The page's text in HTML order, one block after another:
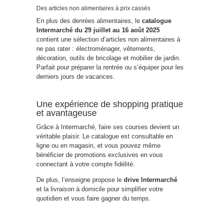
Des articles non alimentaires à prix cassés
En plus des denrées alimentaires, le catalogue
Intermarché du 29 juillet au 16 août 2025
contient une sélection d’articles non alimentaires à
ne pas rater : électroménager, vêtements,
décoration, outils de bricolage et mobilier de jardin.
Parfait pour préparer la rentrée ou s’équiper pour les
derniers jours de vacances.
Une expérience de shopping pratique
et avantageuse
Grâce à Intermarché, faire ses courses devient un
véritable plaisir. Le catalogue est consultable en
ligne ou en magasin, et vous pouvez même
bénéficier de promotions exclusives en vous
connectant à votre compte fidélité.
De plus, l’enseigne propose le drive Intermarché
et la livraison à domicile pour simplifier votre
quotidien et vous faire gagner du temps.